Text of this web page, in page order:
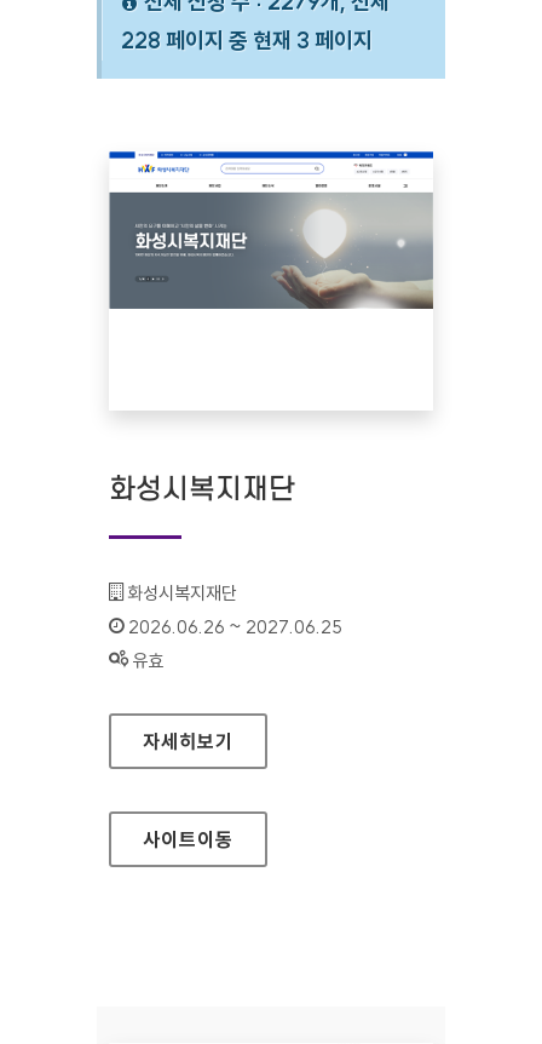
228 페이지 중 현재 3 페이지
화성시복지재단
기관명 :
화성시복지재단
인증기간 :
2026.06.26 ~ 2027.06.25
상태 :
유효
화성시복지재단
자세히보기
사이트이동